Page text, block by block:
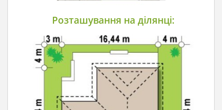
Розташування на ділянці: